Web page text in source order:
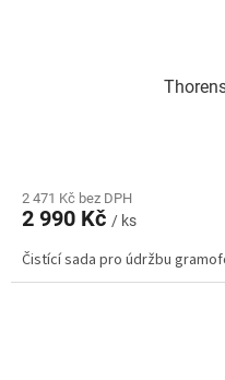
2 471 Kč bez DPH
2 990 Kč / ks
Čistící sada pro údržbu